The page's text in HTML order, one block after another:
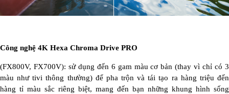
Công nghệ 4K Hexa Chroma Drive PRO
(FX800V, FX700V): sử dụng đến 6 gam màu cơ bản (thay vì chỉ có 3
màu như tivi thông thường) để pha trộn và tái tạo ra hàng triệu đến
hàng tỉ màu sắc riêng biệt, mang đến bạn những khung hình sống